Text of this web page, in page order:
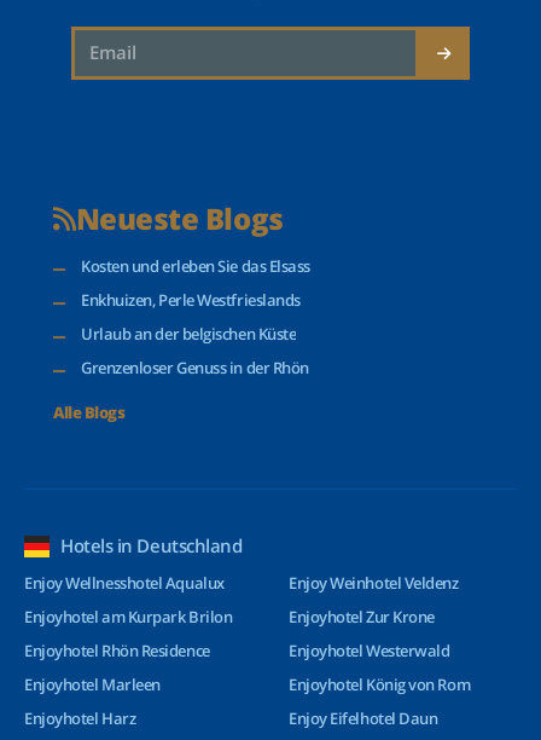
Neueste Blogs
Kosten und erleben Sie das Elsass
Enkhuizen, Perle Westfrieslands
Urlaub an der belgischen Küste
Grenzenloser Genuss in der Rhön
Alle Blogs
Hotels in Deutschland
Enjoy Wellnesshotel Aqualux
Enjoyhotel am Kurpark Brilon
Enjoyhotel Rhön Residence
Enjoyhotel Marleen
Enjoyhotel Harz
Enjoy Weinhotel Veldenz
Enjoyhotel Zur Krone
Enjoyhotel Westerwald
Enjoyhotel König von Rom
Enjoy Eifelhotel Daun